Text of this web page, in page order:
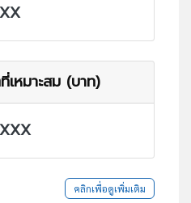
XX
เหมาะสม (บาท)
คลิกเพื่อดูเพิ่มเติม